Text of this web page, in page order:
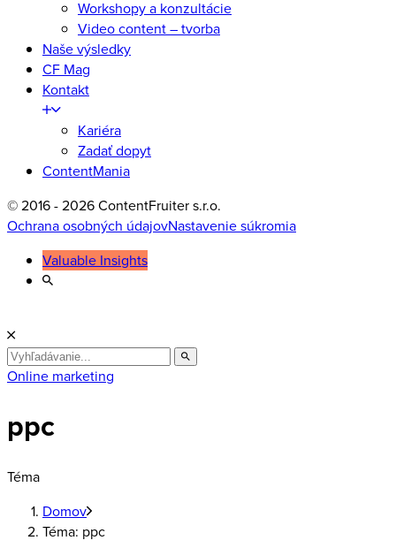
Workshopy a konzultácie
Video content – tvorba
Naše výsledky
CF Mag
Kontakt
Kariéra
Zadať dopyt
ContentMania
© 2016 - 2026 ContentFruiter s.r.o.
Ochrana osobných údajovNastavenie súkromia
Valuable Insights
Search
for
Online marketing
ppc
Téma
Domov
Téma: ppc